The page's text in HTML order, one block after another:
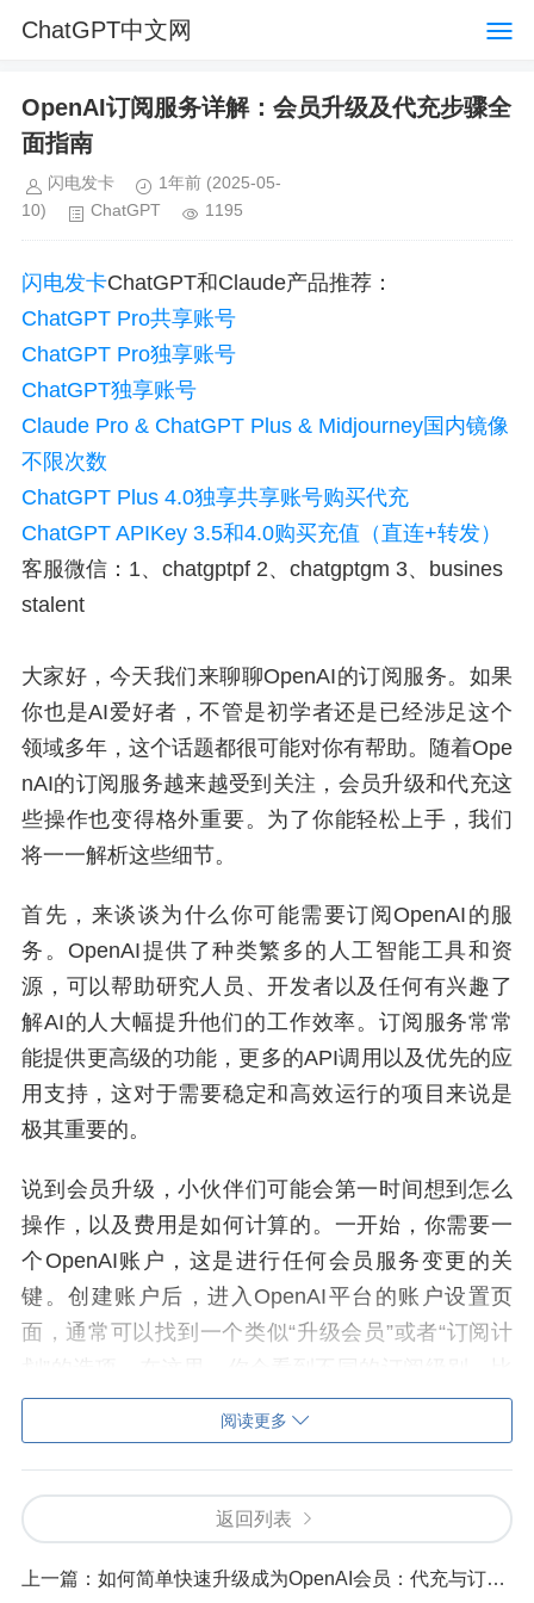
ChatGPT中文网
OpenAI订阅服务详解：会员升级及代充步骤全
面指南
闪电发卡 1年前 (2025-05-
10)
ChatGPT 1195
闪电发卡ChatGPT和Claude产品推荐：
ChatGPT Pro共享账号
ChatGPT Pro独享账号
ChatGPT独享账号
Claude Pro & ChatGPT Plus & Midjourney国内镜像
不限次数
ChatGPT Plus 4.0独享共享账号购买代充
ChatGPT APIKey 3.5和4.0购买充值（直连+转发）
客服微信：1、chatgptpf 2、chatgptgm 3、busines
stalent
大家好，今天我们来聊聊OpenAI的订阅服务。如果
你也是AI爱好者，不管是初学者还是已经涉足这个
领域多年，这个话题都很可能对你有帮助。随着Ope
nAI的订阅服务越来越受到关注，会员升级和代充这
些操作也变得格外重要。为了你能轻松上手，我们
将一一解析这些细节。
首先，来谈谈为什么你可能需要订阅OpenAI的服
务。OpenAI提供了种类繁多的人工智能工具和资
源，可以帮助研究人员、开发者以及任何有兴趣了
解AI的人大幅提升他们的工作效率。订阅服务常常
能提供更高级的功能，更多的API调用以及优先的应
用支持，这对于需要稳定和高效运行的项目来说是
极其重要的。
说到会员升级，小伙伴们可能会第一时间想到怎么
操作，以及费用是如何计算的。一开始，你需要一
个OpenAI账户，这是进行任何会员服务变更的关
键。创建账户后，进入OpenAI平台的账户设置页
面，通常可以找到一个类似“升级会员”或者“订阅计
如基础会员、高级会员等，根据自己的需求和预算
选择合适的计划。每个计划都附带相关的价格说
明，有些还会提供免费试用期以供考量。在完成计
划选择后，按照提示进行支付即可完成升级，不同
地区可能支持不同的支付方式，包括信用卡、PayP
al等。
阅读更多
返回列表
上一篇： 如何简单快速升级成为OpenAI会员：代充与订阅攻略